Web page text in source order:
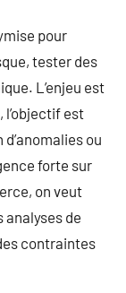
pour
tester des
L’enjeu est
est
ou
forte sur
on veut
analyses de
contraintes